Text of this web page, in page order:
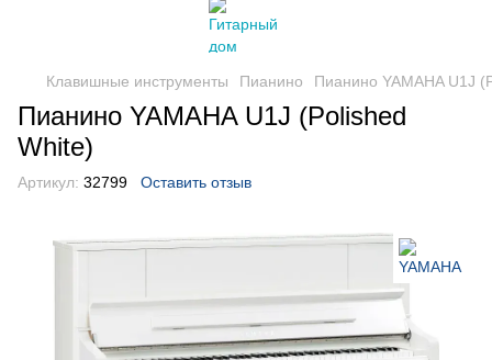
Клавишные инструменты Пианино Пианино YAMAHA U1J
Пианино YAMAHA U1J (Polished
White)
Артикул: 32799 Оставить отзыв